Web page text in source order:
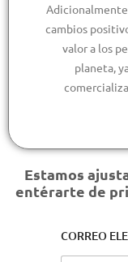
cambios
valor a los
planeta,
Estamos
entérarte de
CORREO